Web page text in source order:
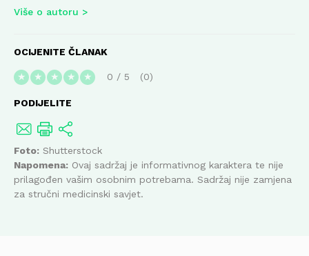
Više o autoru
OCIJENITE ČLANAK
★ ★ ★ ★ ★ 0 / 5 0
PODIJELITE
Foto: Shutterstock
Napomena: Ovaj sadržaj je informativnog karaktera te nije
prilagođen vašim osobnim potrebama. Sadržaj nije zamjena
za stručni medicinski savjet.